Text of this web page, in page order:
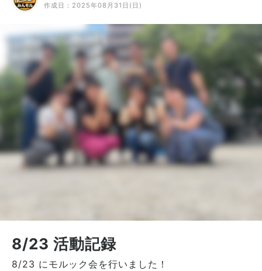
作成日： 2025年08月31日(日)
8/23 活動記録
8/23 にモルック会を行いました！